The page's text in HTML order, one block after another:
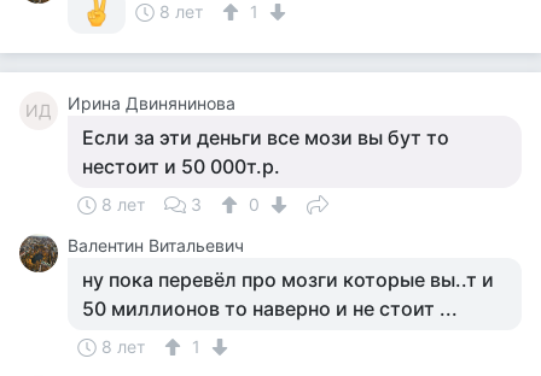
8 лет
1
ИД Ирина Двинянинова
Если за эти деньги все мози вы бут то
нестоит и 50 000т.р.
8 лет 3
0
Валентин Витальевич
ну пока перевёл про мозги которые вы..т и
50 миллионов то наверно и не стоит ...
8 лет 1